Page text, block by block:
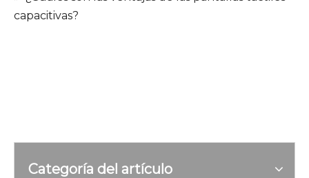
capacitivas?
Categoría del artículo